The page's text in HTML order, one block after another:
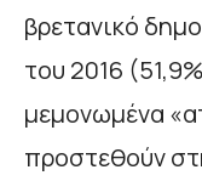
βρετανικό
του 2016
μεμονωμένα
προστεθούν